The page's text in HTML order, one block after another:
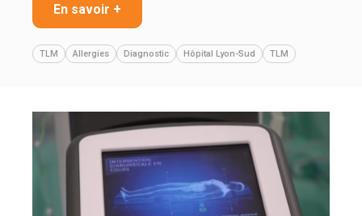
En savoir +
TLM Allergies Diagnostic Hôpital Lyon-Sud TLM